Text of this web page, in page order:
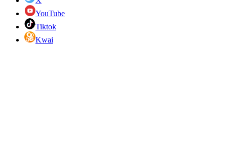
YouTube
Tiktok
Kwai